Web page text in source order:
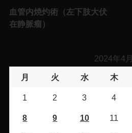
血管内焼灼術（左下肢大伏
在静脈瘤）
2024年4月
月 火 水 木
1 2 3 4
8 9 10 11